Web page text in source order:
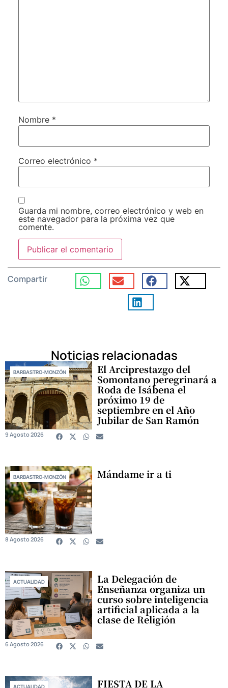
Nombre *
Correo electrónico *
Guarda mi nombre, correo electrónico y web en
este navegador para la próxima vez que
comente.
Compartir
Noticias relacionadas
BARBASTRO-MONZÓN El Arciprestazgo del
Somontano peregrinará a
Roda de Isábena el
próximo 19 de
septiembre en el Año
Jubilar de San Ramón
9 Agosto 2026
BARBASTRO-MONZÓN Mándame ir a ti
8 Agosto 2026
ACTUALIDAD La Delegación de
Enseñanza organiza un
curso sobre inteligencia
artificial aplicada a la
clase de Religión
6 Agosto 2026
ACTUALIDAD FIESTA DE LA